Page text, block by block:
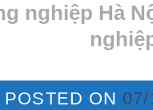
nghiệp Hà
POSTED ON